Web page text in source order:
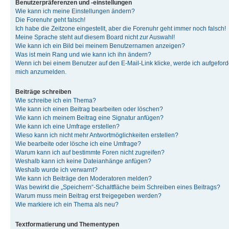
Benutzerpräferenzen und -einstellungen
Wie kann ich meine Einstellungen ändern?
Die Forenuhr geht falsch!
Ich habe die Zeitzone eingestellt, aber die Forenuhr geht immer noch falsch!
Meine Sprache steht auf diesem Board nicht zur Auswahl!
Wie kann ich ein Bild bei meinem Benutzernamen anzeigen?
Was ist mein Rang und wie kann ich ihn ändern?
Wenn ich bei einem Benutzer auf den E-Mail-Link klicke, werde ich
mich anzumelden.
Beiträge schreiben
Wie schreibe ich ein Thema?
Wie kann ich einen Beitrag bearbeiten oder löschen?
Wie kann ich meinem Beitrag eine Signatur anfügen?
Wie kann ich eine Umfrage erstellen?
Wieso kann ich nicht mehr Antwortmöglichkeiten erstellen?
Wie bearbeite oder lösche ich eine Umfrage?
Warum kann ich auf bestimmte Foren nicht zugreifen?
Weshalb kann ich keine Dateianhänge anfügen?
Weshalb wurde ich verwarnt?
Wie kann ich Beiträge den Moderatoren melden?
Was bewirkt die „Speichern“-Schaltfläche beim Schreiben eines Beitrags?
Warum muss mein Beitrag erst freigegeben werden?
Wie markiere ich ein Thema als neu?
Textformatierung und Thementypen